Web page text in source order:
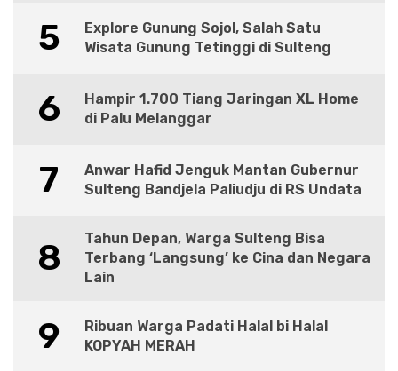
5
Explore Gunung Sojol, Salah Satu
Wisata Gunung Tetinggi di Sulteng
6
Hampir 1.700 Tiang Jaringan XL Home
di Palu Melanggar
7
Anwar Hafid Jenguk Mantan Gubernur
Sulteng Bandjela Paliudju di RS Undata
8
Tahun Depan, Warga Sulteng Bisa
Terbang ‘Langsung’ ke Cina dan Negara
Lain
9
Ribuan Warga Padati Halal bi Halal
KOPYAH MERAH